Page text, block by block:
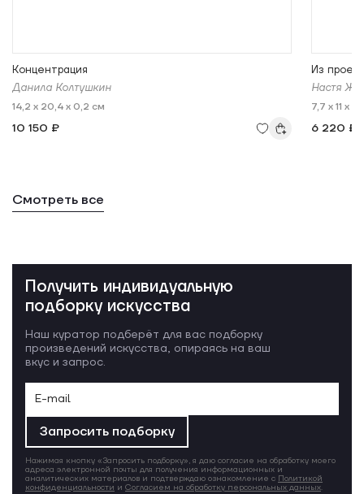
Концентрация
Данила Колтушкин
14,2 x 20,4 x 0,2 см
10 150 ₽
Из
Настя
7,7 x 11 x 1
6 220 ₽
Смотреть все
Получить индивидуальную
подборку искусства
Наш куратор подберёт для вас подборку
произведений искусства, опираясь на ваш
вкус и запрос.
Запросить подборку
Нажимая кнопку «Запросить подборку», я даю согласие на обработку моего
адреса электронной почты для получения информационных и
аналитических материалов и подтверждаю ознакомление с Политикой
конфиденциальности и Согласием на обработку персональных данных.